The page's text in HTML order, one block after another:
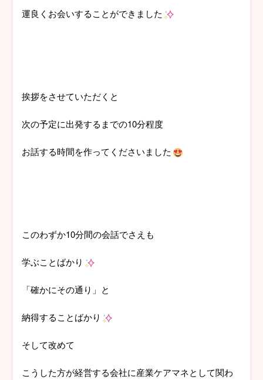
運良くお会いすることができました
挨拶をさせていただくと
次の予定に出発するまでの10分程度
お話する時間を作ってくださいました
このわずか10分間の会話でさえも
学ぶことばかり
「確かにその通り」と
納得することばかり
そして改めて
こうした方が経営する会社に産業ケアマネとして関わ